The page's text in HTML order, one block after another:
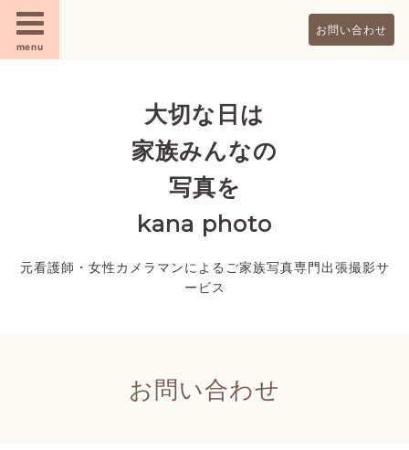
menu
お問い合わせ
大切な日は
家族みんなの
写真を
kana photo
元看護師・女性カメラマンによるご家族写真専門出張撮影サ
ービス
お問い合わせ